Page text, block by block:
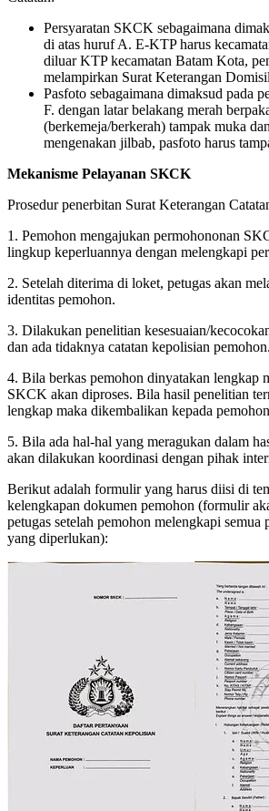
Persyaratan SKCK sebagaimana
di atas huruf A. E-KTP harus
diluar KTP kecamatan Batam Kota,
melampirkan Surat Keterangan
Pasfoto sebagaimana dimaksud pada
F. dengan latar belakang merah
(berkemeja/berkerah) tampak muka
mengenakan jilbab, pasfoto harus
Mekanisme Pelayanan SKCK
Prosedur penerbitan Surat Keterangan
1. Pemohon mengajukan permohononan
lingkup keperluannya dengan melengkapi
2. Setelah diterima di loket, petugas akan
identitas pemohon.
3. Dilakukan penelitian kesesuaian/
dan ada tidaknya catatan kepolisian pemohon.
4. Bila berkas pemohon dinyatakan lengkap
SKCK akan diproses. Bila hasil penelitian
lengkap maka dikembalikan kepada
5. Bila ada hal-hal yang meragukan dalam
akan dilakukan koordinasi dengan pihak
Berikut adalah formulir yang harus diisi di
kelengkapan dokumen pemohon (formulir
petugas setelah pemohon melengkapi semua
yang diperlukan):